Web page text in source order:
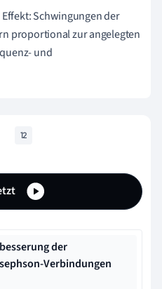
Schwingungen der
proportional zur angelegten
und
12
der
Verbindungen